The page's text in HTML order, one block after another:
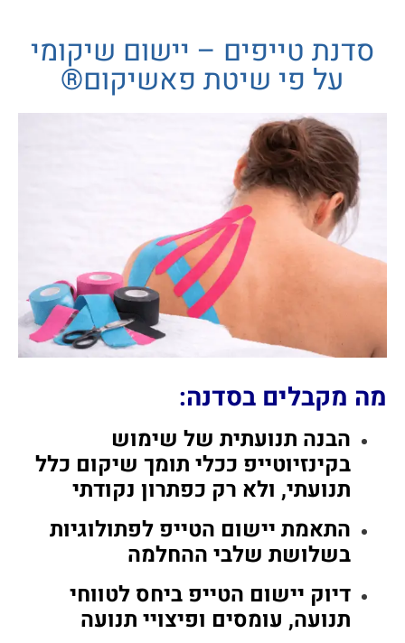
סדנת טייפים – יישום שיקומי
על פי שיטת פאשיקום®
מה מקבלים בסדנה:
הבנה תנועתית של שימוש
בקינזיוטייפ ככלי תומך שיקום כלל
תנועתי, ולא רק כפתרון נקודתי
התאמת יישום הטייפ לפתולוגיות
בשלושת שלבי ההחלמה
דיוק יישום הטייפ ביחס לטווחי
תנועה, עומסים ופיצויי תנועה